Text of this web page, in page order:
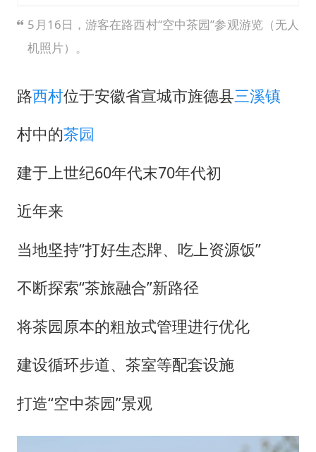
5月16日，游客在路西村“空中茶园”参观游览（无人
机照片）。
路西村位于安徽省宣城市旌德县三溪镇
村中的茶园
建于上世纪60年代末70年代初
近年来
当地坚持“打好生态牌、吃上资源饭”
不断探索“茶旅融合”新路径
将茶园原本的粗放式管理进行优化
建设循环步道、茶室等配套设施
打造“空中茶园”景观